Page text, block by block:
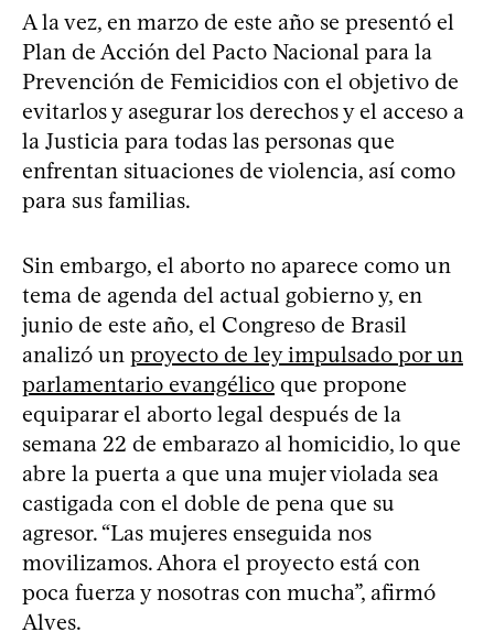
A la vez, en marzo de este año se presentó el
Plan de Acción del Pacto Nacional para la
Prevención de Femicidios con el objetivo de
evitarlos y asegurar los derechos y el acceso a
la Justicia para todas las personas que
enfrentan situaciones de violencia, así como
para sus familias.
Sin embargo, el aborto no aparece como un
tema de agenda del actual gobierno y, en
junio de este año, el Congreso de Brasil
analizó un proyecto de ley impulsado por un
parlamentario evangélico que propone
equiparar el aborto legal después de la
semana 22 de embarazo al homicidio, lo que
abre la puerta a que una mujer violada sea
castigada con el doble de pena que su
agresor. “Las mujeres enseguida nos
movilizamos. Ahora el proyecto está con
poca fuerza y nosotras con mucha”, afirmó
Alves.